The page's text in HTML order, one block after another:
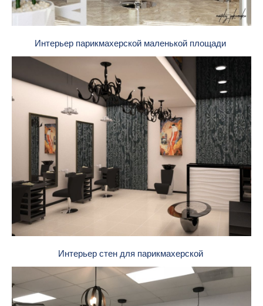
Интерьер парикмахерской маленькой площади
Интерьер стен для парикмахерской